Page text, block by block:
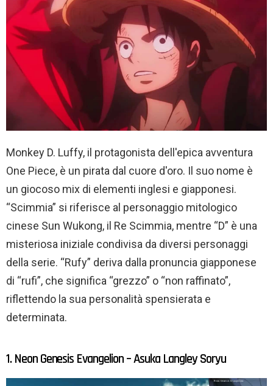
Monkey D. Luffy, il protagonista dell'epica avventura
One Piece, è un pirata dal cuore d'oro. Il suo nome è
un giocoso mix di elementi inglesi e giapponesi.
“Scimmia” si riferisce al personaggio mitologico
cinese Sun Wukong, il Re Scimmia, mentre “D” è una
misteriosa iniziale condivisa da diversi personaggi
della serie. “Rufy” deriva dalla pronuncia giapponese
di “rufi”, che significa “grezzo” o “non raffinato”,
riflettendo la sua personalità spensierata e
determinata.
1. Neon Genesis Evangelion – Asuka Langley Soryu